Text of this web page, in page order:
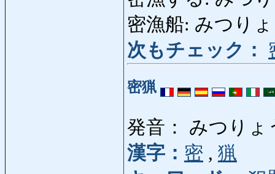
密漁船: みつり
次もチェック：
密猟
発音： みつりょ
漢字： 密 , 猟